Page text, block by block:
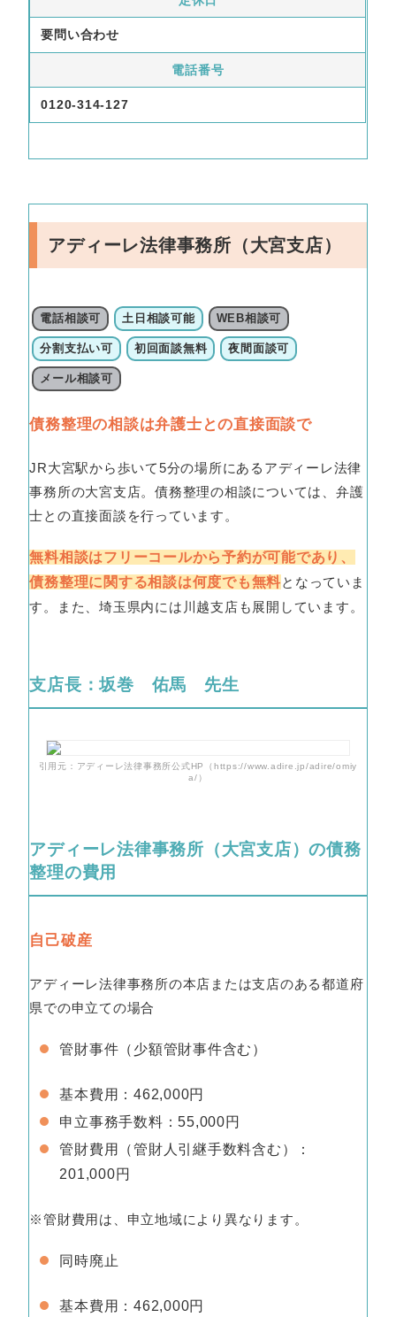
要問い合わせ
電話番号
0120-314-127
アディーレ法律事務所（大宮支店）
電話相談可 土日相談可能 WEB相談可
分割支払い可 初回面談無料 夜間面談可
メール相談可
債務整理の相談は弁護士との直接面談で
JR大宮駅から歩いて5分の場所にあるアディーレ法律
事務所の大宮支店。債務整理の相談については、弁護
士との直接面談を行っています。
無料相談はフリーコールから予約が可能であり、
債務整理に関する相談は何度でも無料となっていま
す。また、埼玉県内には川越支店も展開しています。
支店長：坂巻 佑馬 先生
引用元：アディーレ法律事務所公式HP（https://www.adire.jp/adire/omiy
a/）
アディーレ法律事務所（大宮支店）の債務
整理の費用
自己破産
アディーレ法律事務所の本店または支店のある都道府
県での申立ての場合
管財事件（少額管財事件含む）
基本費用：462,000円
申立事務手数料：55,000円
管財費用（管財人引継手数料含む）：
201,000円
※管財費用は、申立地域により異なります。
同時廃止
基本費用：462,000円